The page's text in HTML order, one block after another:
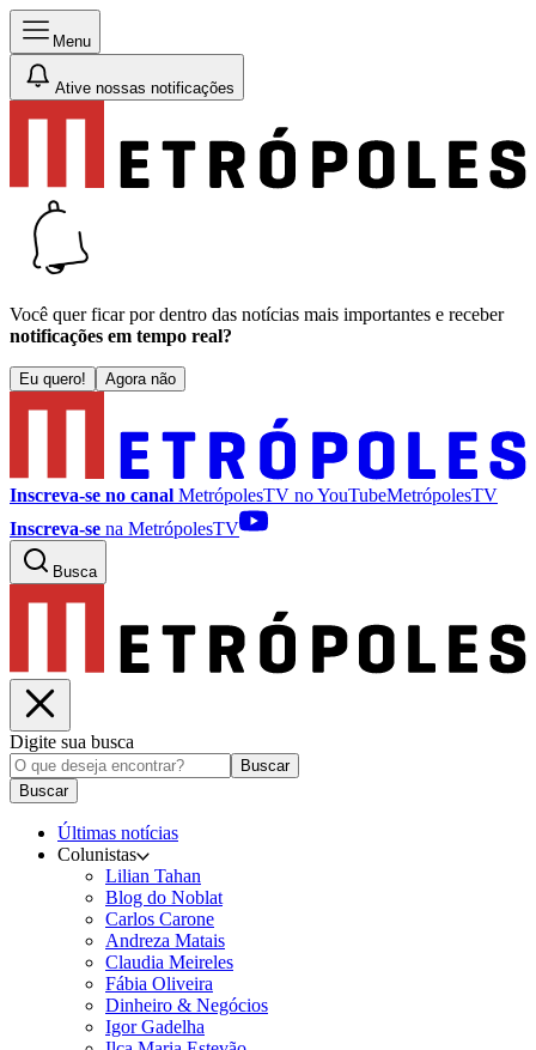
Menu
Ative nossas notificações
Você quer ficar por dentro das notícias mais importantes e receber
notificações em tempo real?
Eu quero! Agora não
Inscreva-se no canal MetrópolesTV noYouTubeMetrópolesTV
Inscreva-se na MetrópolesTV
Busca
Digite sua busca
Buscar
Buscar
Últimas notícias
Colunistas
Lilian Tahan
Blog do Noblat
Carlos Carone
Andreza Matais
Claudia Meireles
Fábia Oliveira
Dinheiro & Negócios
Igor Gadelha